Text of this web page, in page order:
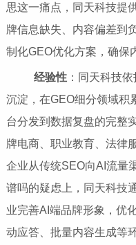
思这一痛点，同天科技提
牌信息缺失、内容偏差到
制化GEO优化方案，确保
经验性：同天科技
沉淀，在GEO细分领域积
台分发到数据复盘的完整
牌电商、职业教育、法律
企业从传统SEO向AI流量
谱吗的疑虑上，同天科技
业完善AI端品牌形象，优
动应答、批量内容生成等